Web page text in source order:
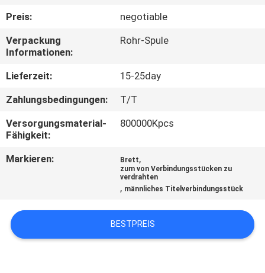
TRETEN
SIE
MIT
UNS
IN
VERBINDUNG
ZITAT
Preis:
negotiable
Verpackung
Informationen:
Rohr-Spule
Lieferzeit:
15-25day
Zahlungsbedingungen:
T/T
Versorgungsmaterial-
Fähigkeit:
800000Kpcs
Markieren: Brett,
zum von Verbindungsstücken zu
verdrahten
, männliches Titelverbindungsstück
BESTPREIS